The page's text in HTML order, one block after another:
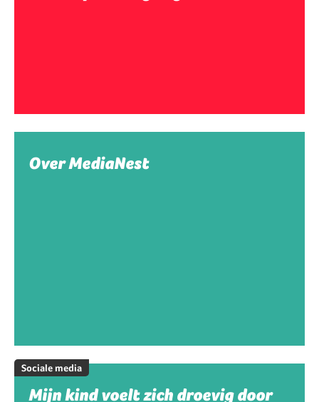
Over MediaNest
Sociale media
Mijn kind voelt zich droevig door